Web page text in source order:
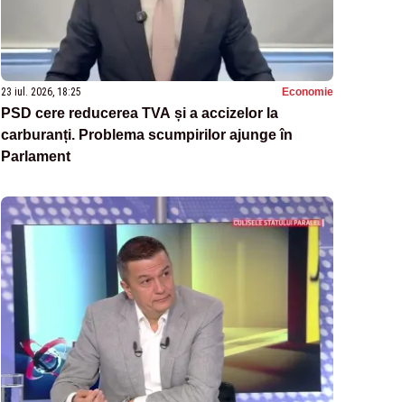
23 iul. 2026, 18:25 Economie
PSD cere reducerea TVA și a accizelor la
carburanți. Problema scumpirilor ajunge în
Parlament